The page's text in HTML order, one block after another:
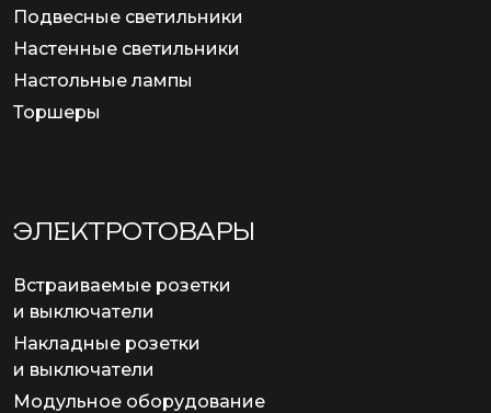
Подвесные светильники
Настенные светильники
Настольные лампы
Торшеры
ЭЛЕКТРОТОВАРЫ
Встраиваемые розетки
и выключатели
Накладные розетки
и выключатели
Модульное оборудование